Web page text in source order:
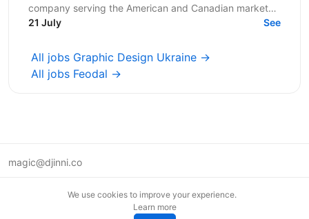
company serving the American and Canadian markets,
and the exclusive distributor of the Italian brand
21 July See
All jobs Graphic Design Ukraine →
All jobs Feodal →
magic@djinni.co
We use cookies to improve your experience.
Learn more